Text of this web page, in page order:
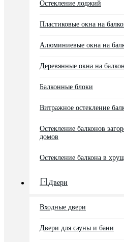
Остекление лоджий
Пластиковые окна на
Алюминиевые окна на
Деревянные окна на балкон
Балконные блоки
Витражное остекление
Остекление балконов
домов
Остекление балкона в
Двери
Входные двери
Двери для сауны и бани